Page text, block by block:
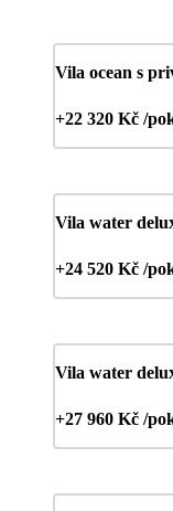
Vila ocean s
+22 320 Kč /
Vila water
+24 520 Kč /
Vila water
+27 960 Kč /